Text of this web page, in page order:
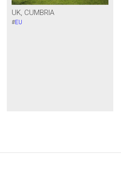
UK, CUMBRIA
#EU